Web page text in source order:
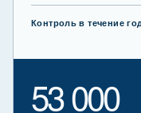
Контроль в течение
53 000